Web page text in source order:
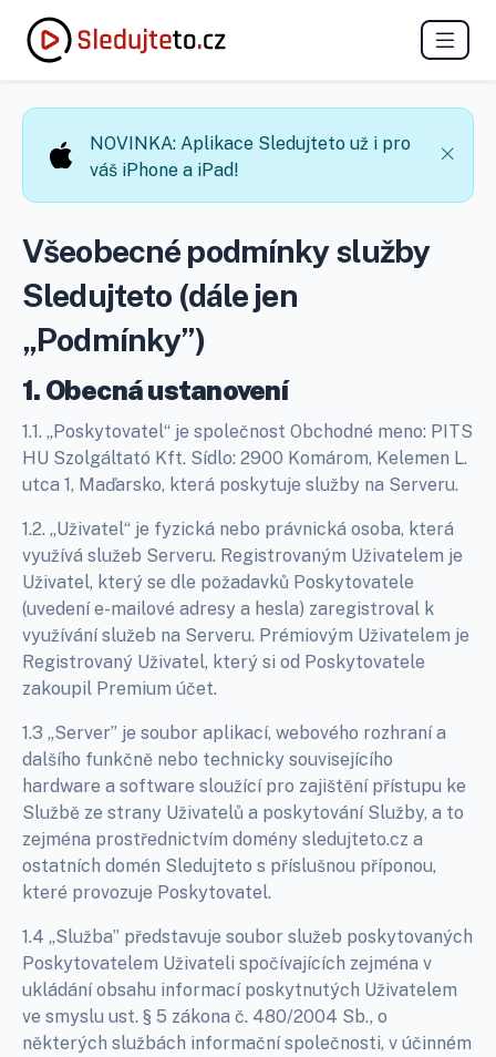
NOVINKA: Aplikace Sledujteto už i pro
váš iPhone a iPad!
Všeobecné podmínky služby
Sledujteto (dále jen
„Podmínky”)
1. Obecná ustanovení
1.1. „Poskytovatel“ je společnost Obchodné meno: PITS
HU Szolgáltató Kft. Sídlo: 2900 Komárom, Kelemen L.
utca 1, Maďarsko, která poskytuje služby na Serveru.
1.2. „Uživatel“ je fyzická nebo právnická osoba, která
využívá služeb Serveru. Registrovaným Uživatelem je
Uživatel, který se dle požadavků Poskytovatele
(uvedení e-mailové adresy a hesla) zaregistroval k
využívání služeb na Serveru. Prémiovým Uživatelem je
Registrovaný Uživatel, který si od Poskytovatele
zakoupil Premium účet.
1.3 „Server” je soubor aplikací, webového rozhraní a
dalšího funkčně nebo technicky souvisejícího
hardware a software sloužící pro zajištění přístupu ke
Službě ze strany Uživatelů a poskytování Služby, a to
zejména prostřednictvím domény sledujteto.cz a
ostatních domén Sledujteto s příslušnou příponou,
které provozuje Poskytovatel.
1.4 „Služba” představuje soubor služeb poskytovaných
Poskytovatelem Uživateli spočívajících zejména v
ukládání obsahu informací poskytnutých Uživatelem
ve smyslu ust. § 5 zákona č. 480/2004 Sb., o
některých službách informační společnosti, v účinném